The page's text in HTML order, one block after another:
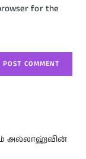
for the
அல்லாஹ்வின்